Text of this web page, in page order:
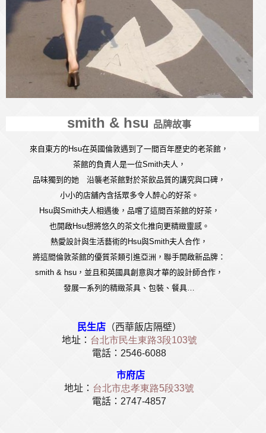
smith & hsu 品牌故事
來自東方的Hsu在英國倫敦遇到了一間百年歷史的老茶館，
茶館的負責人是一位Smith夫人，
品味獨到的她 沿襲老茶館對於茶飲品質的講究與口碑，
小小的店舖內含括眾多令人醉心的好茶。
Hsu與Smith夫人相遇後，品嚐了這間百茶館的好茶，
也開啟Hsu想將悠久的茶文化推向更精緻靈感。
熱愛設計與生活藝術的Hsu與Smith夫人合作，
將這間倫敦茶館的優質茶類引進亞洲，聯手開啟新品牌：
smith & hsu，並且和英國具創意與才華的設計師合作，
發展一系列的精緻茶具、包裝、餐具…
民生店（西華飯店隔壁）
地址： 台北市民生東路3段103號
電話： 2546-6088
市府店
地址： 台北市忠孝東路5段33號
電話： 2747-4857